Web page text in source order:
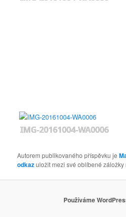
IMG-20161004-WA0006
Autorem publikovaného příspěvku je
odkazuložit mezi své oblíbené
Používáme